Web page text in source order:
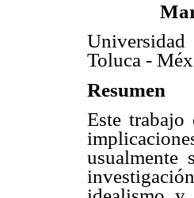
Toluca -
Resumen
Este
usualmente